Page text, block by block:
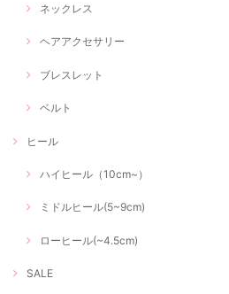
ネックレス
ヘアアクセサリー
ブレスレット
ベルト
ヒール
ハイヒール（10cm~）
ミドルヒール(5~9cm)
ローヒール(~4.5cm)
SALE